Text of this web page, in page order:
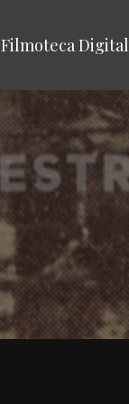
Filmoteca Digital